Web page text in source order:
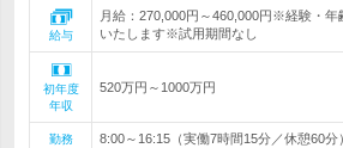
給与
月給：270,000円～460,000円※経験・年
いたします※試用期間なし
初年度
年収
520万円～1000万円
勤務
8:00～16:15（実働7時間15分／休憩60